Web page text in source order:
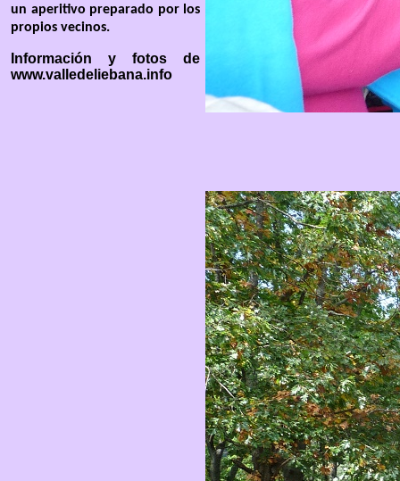
un aperitivo preparado porlos
propios vecinos.
Información y fotos de
www.valledeliebana.info